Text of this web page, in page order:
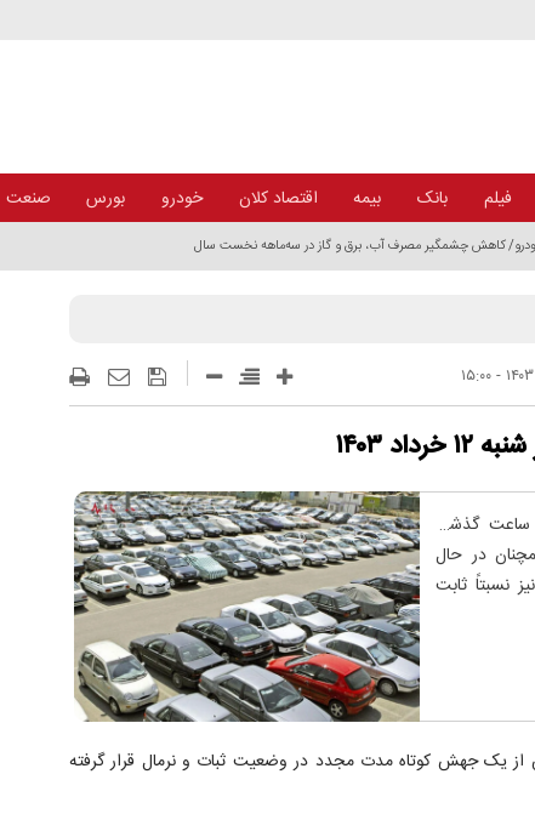
فیلم بانک بیمه اقتصاد کلان خودرو بورس صنعت
۱۴۰۳
بازبینی بازار خودرو در طول ۲۴ ساعت گذشته
در حال
نسبتاً ثابت
از یک جهش کوتاه مدت مجدد در وضعیت ثبات و نرمال قرار گرفته